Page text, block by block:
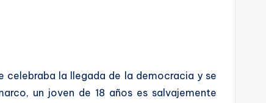
celebraba la llegada de la democracia y se
un joven de 18 años es salvajemente